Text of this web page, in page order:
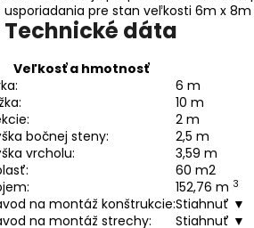
usporiadania pre stan veľkosti 6m x 8m
Technické dáta
Veľkosť a hmotnosť
6 m
10 m
2 m
bočnej steny:
2,5 m
vrcholu:
3,59 m
60 m2
152,76 m 3
na montáž konštrukcie:Stiahnuť ▼
na montáž strechy:
Stiahnuť ▼